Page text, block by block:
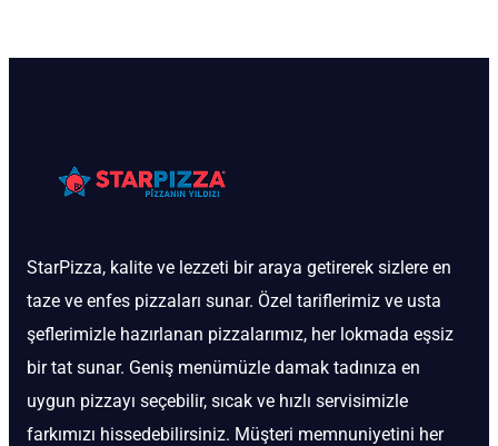
StarPizza, kalite ve lezzeti bir araya getirerek sizlere en
taze ve enfes pizzaları sunar. Özel tariflerimiz ve usta
şeflerimizle hazırlanan pizzalarımız, her lokmada eşsiz
bir tat sunar. Geniş menümüzle damak tadınıza en
uygun pizzayı seçebilir, sıcak ve hızlı servisimizle
farkımızı hissedebilirsiniz. Müşteri memnuniyetini her